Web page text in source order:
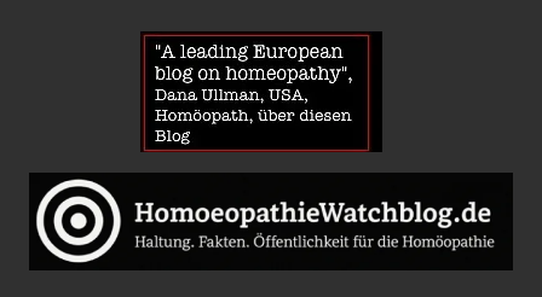
News
über
Homöopathie
und